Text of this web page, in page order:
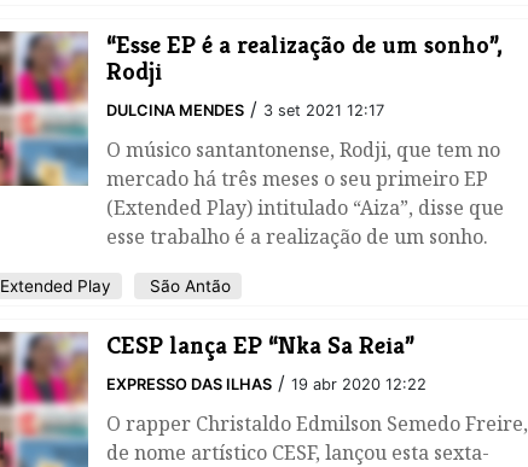
“Esse EP é a realização de um sonho”,
Rodji
DULCINA MENDES / 3 set 2021 12:17
O músico santantonense, Rodji, que tem no
mercado há três meses o seu primeiro EP
(Extended Play) intitulado “Aiza”, disse que
esse trabalho é a realização de um sonho.
Extended Play São Antão
CESP lança EP “Nka Sa Reia”
EXPRESSO DAS ILHAS / 19 abr 2020 12:22
O rapper Christaldo Edmilson Semedo Freire,
de nome artístico CESF, lançou esta sexta-